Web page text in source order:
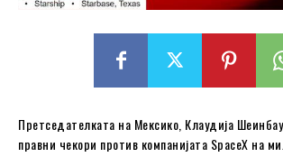
Претседателката на Мексико, Клаудија
правни чекори против компанијата SpaceX на